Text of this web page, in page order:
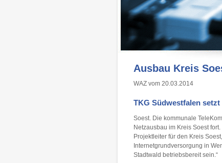
Ausbau Kreis
WAZ vom 20.03.2014
TKG Südwestfalen
Soest. Die kommunale
Netzausbau im Kreis Soest
Projektleiter für den Kreis
Internetgrundversorgung in
Stadtwald betriebsbereit sein.“